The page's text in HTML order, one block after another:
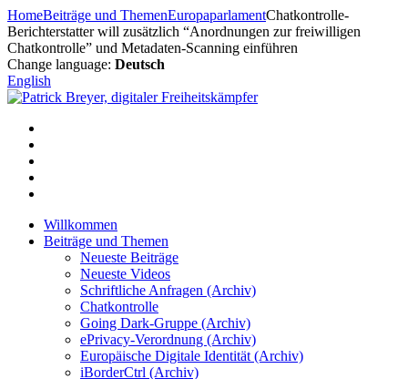
Zum
Inhalt
springen
HomeBeiträge und ThemenEuropaparlamentChatkontrolle-
Berichterstatter will zusätzlich “Anordnungen zur freiwilligen
Chatkontrolle” und Metadaten-Scanning einführen
Change language: Deutsch
English
Willkommen
Beiträge und Themen
Neueste Beiträge
Neueste Videos
Schriftliche Anfragen (Archiv)
Chatkontrolle
Going Dark-Gruppe (Archiv)
ePrivacy-Verordnung (Archiv)
Europäische Digitale Identität (Archiv)
iBorderCtrl (Archiv)